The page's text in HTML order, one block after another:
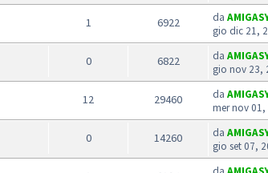
1 6922 da
gio dic 21,
0 6822 da
gio nov 23,
12 29460 da
mer nov
0 14260 da
gio set 07,